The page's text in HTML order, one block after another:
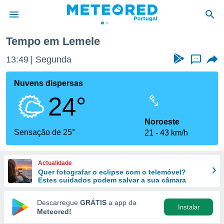
da
foi
fornecidas
a este
das
e
forma
digital
Tempo em Lemele
13:49 Segunda ...
Nuvens dispersas
24°
Sensação de 25°
Noroeste
21
43 km/h
Actualidade
Quer fotografar o eclipse com o telemóvel?
Estes cuidados podem salvar a sua câmara
Descarregue GRÁTIS a app da
Meteored!
Instalar